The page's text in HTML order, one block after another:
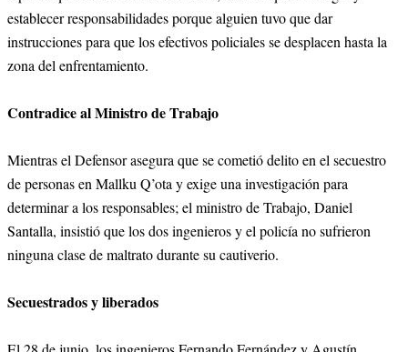
establecer responsabilidades porque alguien tuvo que dar
instrucciones para que los efectivos policiales se desplacen hasta la
zona del enfrentamiento.
Contradice al Ministro de Trabajo
Mientras el Defensor asegura que se cometió delito en el secuestro
de personas en Mallku Q’ota y exige una investigación para
determinar a los responsables; el ministro de Trabajo, Daniel
Santalla, insistió que los dos ingenieros y el policía no sufrieron
ninguna clase de maltrato durante su cautiverio.
Secuestrados y liberados